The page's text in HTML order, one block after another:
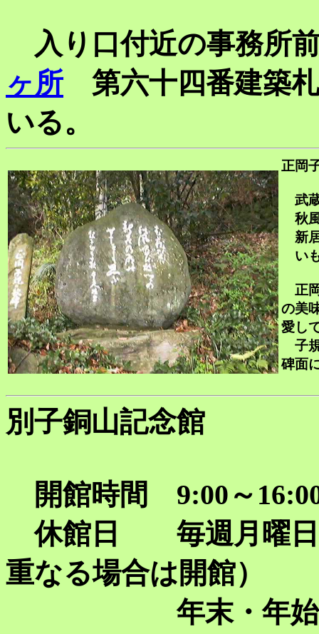
入り口付近の事務所
ヶ所 第六十四番建築
いる。
正岡
武
秋
新
い
正
の美
愛し
子
碑面
別子銅山記念館
開館時間 9:00～
休館日 毎週月曜日
重なる場合は開館）
年末・年始（12